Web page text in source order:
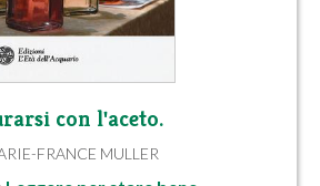
con l'aceto.
FRANCE MULLER